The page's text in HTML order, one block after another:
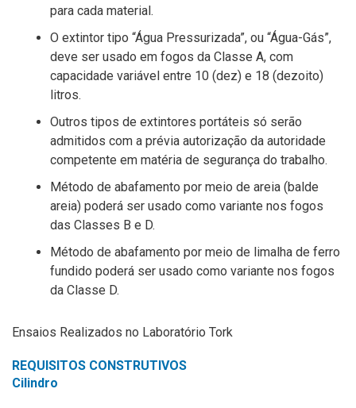
para cada material.
O extintor tipo “Água Pressurizada”, ou “Água-Gás”,
deve ser usado em fogos da Classe A, com
capacidade variável entre 10 (dez) e 18 (dezoito)
litros.
Outros tipos de extintores portáteis só serão
admitidos com a prévia autorização da autoridade
competente em matéria de segurança do trabalho.
Método de abafamento por meio de areia (balde
areia) poderá ser usado como variante nos fogos
das Classes B e D.
Método de abafamento por meio de limalha de ferro
fundido poderá ser usado como variante nos fogos
da Classe D.
Ensaios Realizados no Laboratório Tork
REQUISITOS CONSTRUTIVOS
Cilindro